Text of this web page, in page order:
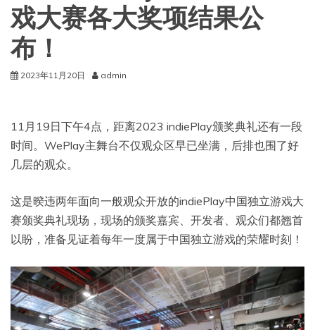
戏大赛各大奖项结果公
布！
2023年11月20日 admin
11月19日下午4点，距离2023 indiePlay颁奖典礼还有一段
时间。WePlay主舞台不仅观众区早已坐满，后排也围了好
几层的观众。
这是暌违两年面向一般观众开放的indiePlay中国独立游戏大
赛颁奖典礼现场，现场的颁奖嘉宾、开发者、观众们都翘首
以盼，准备见证着每年一度属于中国独立游戏的荣耀时刻！